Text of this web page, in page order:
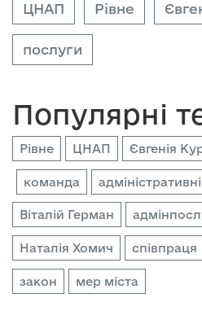
ЦНАП Рівне
послуги
Популярні
Рівне ЦНАП Євгенія
команда
Віталій Герман
Наталія Хомич співпраця
закон мер міста